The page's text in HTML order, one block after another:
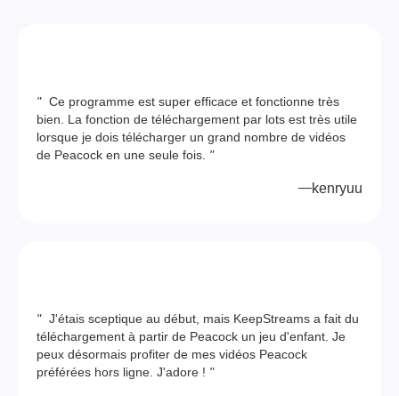
" Ce programme est super efficace et fonctionne très
bien. La fonction de téléchargement par lots est très utile
lorsque je dois télécharger un grand nombre de vidéos
de Peacock en une seule fois. "
kenryuu
" J'étais sceptique au début, mais KeepStreams a fait du
téléchargement à partir de Peacock un jeu d'enfant. Je
peux désormais profiter de mes vidéos Peacock
préférées hors ligne. J'adore ! "